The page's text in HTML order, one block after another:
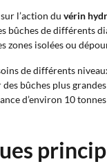
l’action du vérin
de différents
isolées ou
de différents
bûches plus
d’environ 10